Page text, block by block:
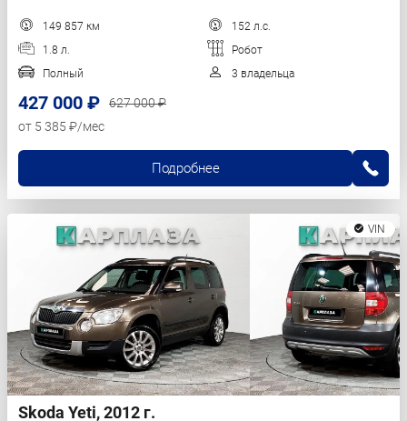
149 857 км
152 л.с.
1.8 л.
Робот
Полный
3 владельца
427 000 ₽
627 000 ₽
от 5 385 ₽/мес
Подробнее
VIN
Skoda Yeti, 2012 г.